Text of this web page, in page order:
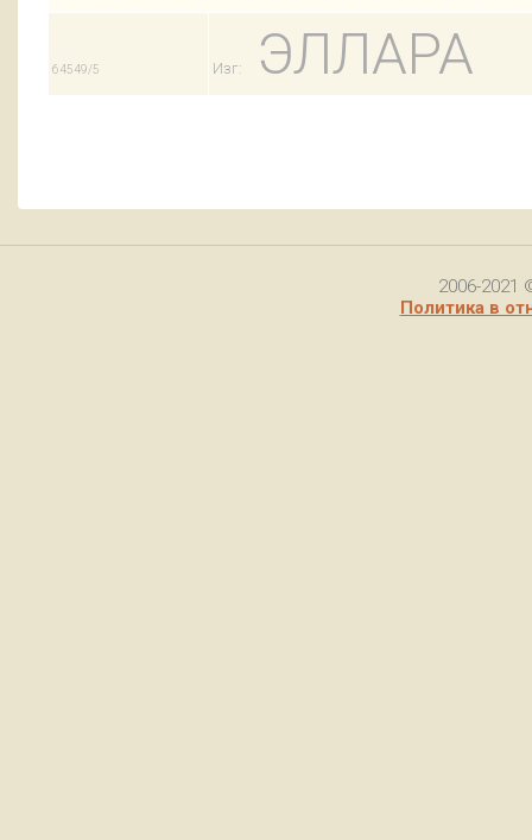
64549/5 Изг: ЭЛЛАРА
2006-2021
Политика в